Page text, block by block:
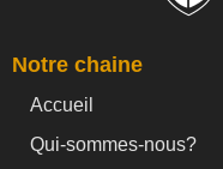
Notre chaine
Accueil
Qui-sommes-nous?